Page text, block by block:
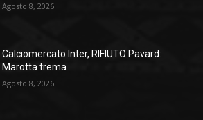
Agosto 8, 2026
Calciomercato Inter, RIFIUTO Pavard:
Marotta trema
Agosto 8, 2026